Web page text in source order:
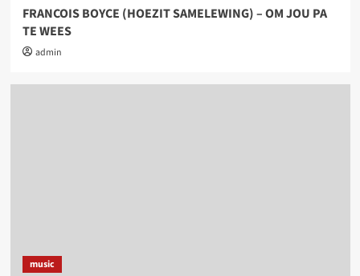
FRANCOIS BOYCE (HOEZIT SAMELEWING) – OM JOU PA
TE WEES
admin
music